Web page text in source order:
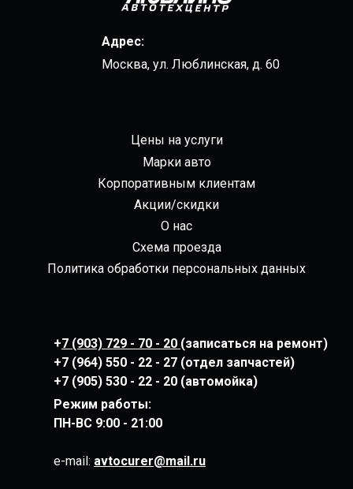
Адрес:
Москва, ул. Люблинская, д. 60
Цены на услуги
Марки авто
Корпоративным клиентам
Акции/скидки
О нас
Схема проезда
Политика обработки персональных данных
+7 (903) 729 - 70 - 20 (записаться на ремонт)
+7 (964) 550 - 22 - 27 (отдел запчастей)
+7 (905) 530 - 22 - 20 (автомойка)
Режим работы:
ПН-ВС 9:00 - 21:00
e-mail: avtocurer@mail.ru